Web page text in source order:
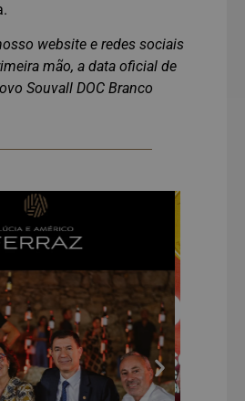
website e redes sociais
mão, a data oficial de
Souvall DOC Branco